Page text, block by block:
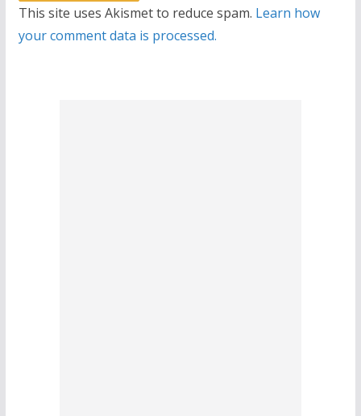
This site uses Akismet to reduce spam. Learn how
your comment data is processed.